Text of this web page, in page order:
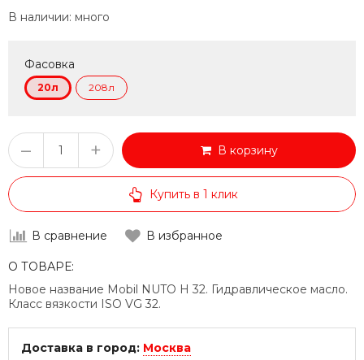
В наличии: много
Фасовка
20л 208л
– + В корзину
Купить в 1 клик
В сравнение В избранное
О ТОВАРЕ:
Новое название Mobil NUTO H 32. Гидравлическое масло.
Класс вязкости ISO VG 32.
Доставка в город: Москва